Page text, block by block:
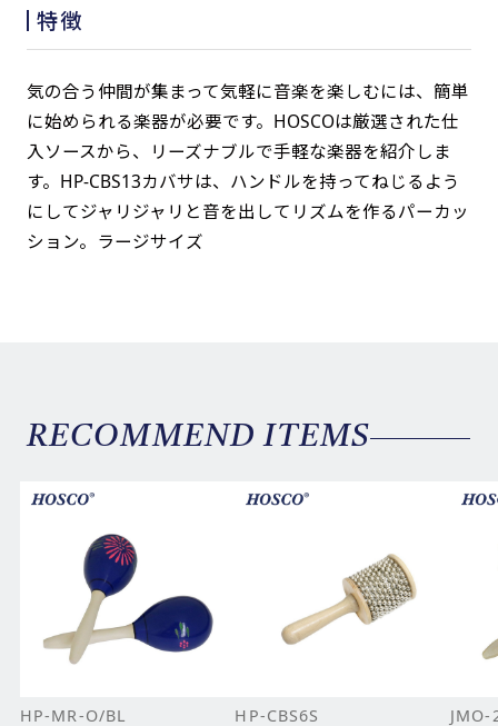
特徴
気の合う仲間が集まって気軽に音楽を楽しむには、簡単
に始められる楽器が必要です。HOSCOは厳選された仕
入ソースから、リーズナブルで手軽な楽器を紹介しま
す。HP-CBS13カバサは、ハンドルを持ってねじるよう
にしてジャリジャリと音を出してリズムを作るパーカッ
ション。ラージサイズ
RECOMMEND ITEMS
HP-MR-O/BL HP-CBS6S JMO-